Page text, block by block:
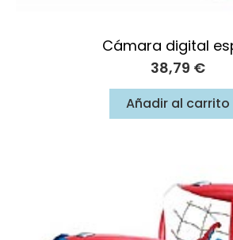
Cámara digital
38,79 €
Añadir al carrito